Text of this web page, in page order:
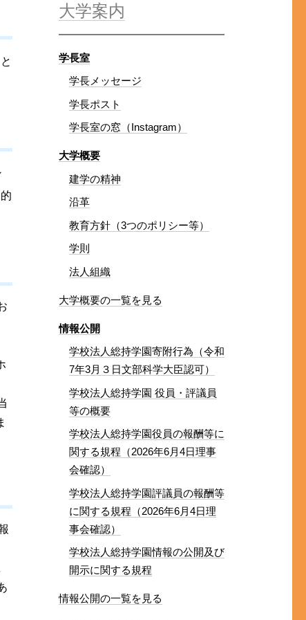
大学案内
学長室
学長メッセージ
学長ポスト
学長室の窓（Instagram）
大学概要
建学の精神
沿革
教育方針（3つのポリシー等）
学則
法人組織
大学概要の一覧を見る
情報公開
学校法人総持学園寄附行為（令和
7年3月３日文部科学大臣認可）
学校法人総持学園 役員・評議員
等の概要
学校法人総持学園役員の報酬等に
関する規程（2026年6月4日理事
会確認）
学校法人総持学園評議員の報酬等
に関する規程（2026年6月4日理
事会確認）
学校法人総持学園情報の公開及び
開示に関する規程
情報公開の一覧を見る